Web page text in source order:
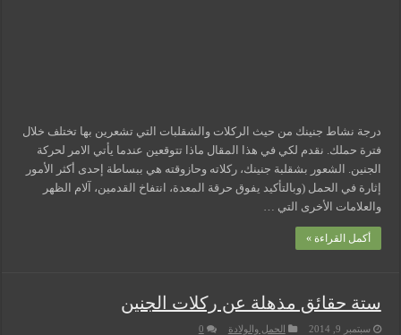
درجة نشاط جنينك من حيث الركلات والشقلبات التي تشعرين بها تختلف خلال
فترة حملك. نقدم لكي في هذا المقال ماذا تتوقعين عندما يأتي الامر لحركة
الجنين. الشعور بشقلبة جنينك، ركلاته وحازوقته هي ببساطة إحدى أكثر الأمور
إثارة في الحمل (وبالتأكيد يفوق حرقة المعدة، انتفاخ القدمين، آلام الظهر
والعلامات الأخرى التي …
أكمل القراءة »
ستة حقائق مذهلة عن ركلات الجنين
سبتمبر 9, 2014 الحمل والولادة 0